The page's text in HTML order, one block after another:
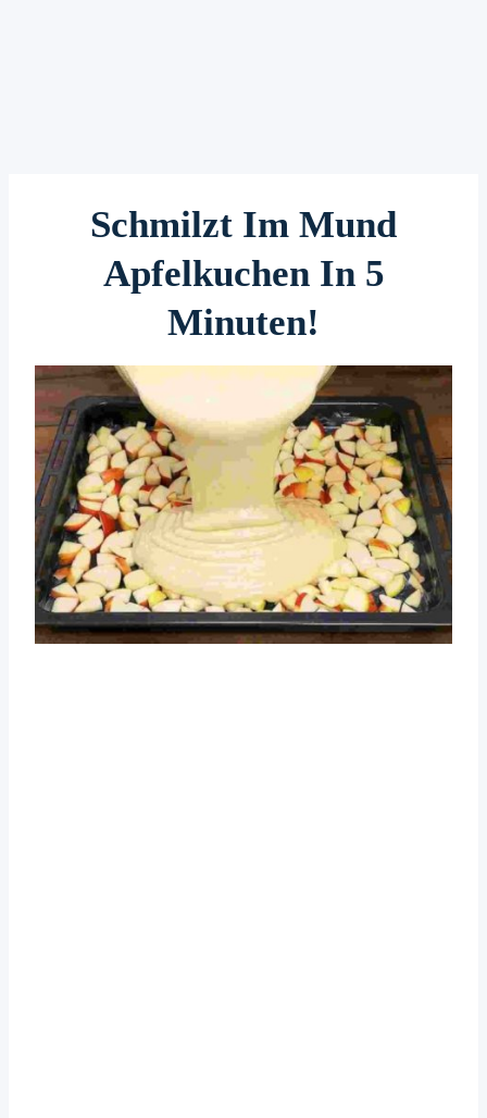
Schmilzt Im Mund
Apfelkuchen In 5
Minuten!